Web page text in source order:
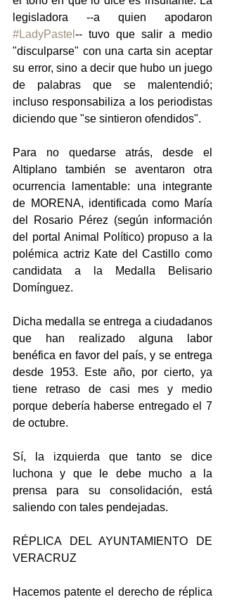
#LadyPastel -- tuvo que salir a medio
"disculparse" con una carta sin aceptar
su error, sino a decir que hubo un juego
de palabras que se malentendió;
incluso responsabiliza a los periodistas
diciendo que "se sintieron ofendidos".
Para no quedarse atrás, desde el
Altiplano también se aventaron otra
ocurrencia lamentable: una integrante
de MORENA, identificada como María
del Rosario Pérez (según información
del portal Animal Político) propuso a la
polémica actriz Kate del Castillo como
candidata a la Medalla Belisario
Domínguez.
Dicha medalla se entrega a ciudadanos
que han realizado alguna labor
benéfica en favor del país, y se entrega
desde 1953. Este año, por cierto, ya
tiene retraso de casi mes y medio
porque debería haberse entregado el 7
de octubre.
Sí, la izquierda que tanto se dice
luchona y que le debe mucho a la
prensa para su consolidación, está
saliendo con tales pendejadas.
RÉPLICA DEL AYUNTAMIENTO DE
VERACRUZ
Hacemos patente el derecho de réplica